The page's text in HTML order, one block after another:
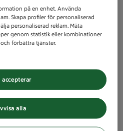
på en enhet. Använda
Skapa profiler för personaliserad
personaliserad reklam. Mäta
genom statistik eller kombinationer
förbättra tjänster.
alla
accepterar